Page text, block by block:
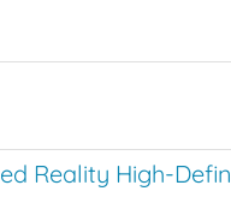
Reality High-